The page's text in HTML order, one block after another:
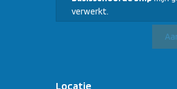
verwerkt.
Locatie